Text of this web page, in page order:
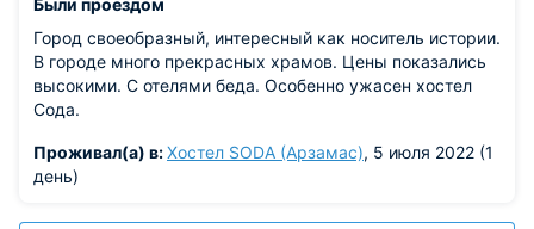
Были проездом
Город своеобразный, интересный как носитель истории.
В городе много прекрасных храмов. Цены показались
высокими. С отелями беда. Особенно ужасен хостел
Сода.
Проживал(а) в:Хостел SODA (Арзамас), 5 июля 2022 (1
день)